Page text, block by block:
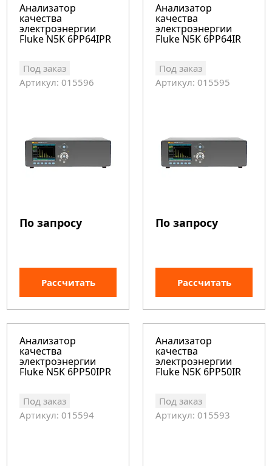
Анализатор
качества
электроэнергии
Fluke N5K 6PP64IPR
Под заказ
Артикул: 015596
По запросу
Рассчитать
Анализатор
качества
электроэнергии
Fluke N5K 6PP64IR
Под заказ
Артикул: 015595
По запросу
Рассчитать
Анализатор
качества
электроэнергии
Fluke N5K 6PP50IPR
Под заказ
Артикул: 015594
Анализатор
качества
электроэнергии
Fluke N5K 6PP50IR
Под заказ
Артикул: 015593